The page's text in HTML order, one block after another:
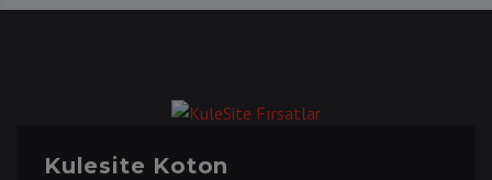
Kulesite Koton